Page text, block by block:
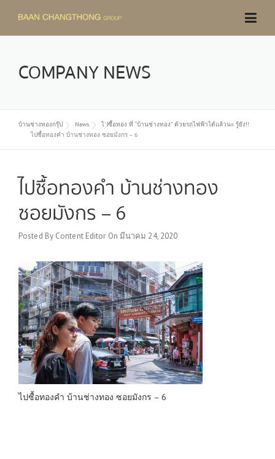
content
COMPANY NEWS
บ้านช่างทองกรุ๊ป News
ไปซื้อทอง ที่ “บ้านช่างทอง” ด้วยรถไฟฟ้าได้แล้วนะ รู้ยัง!!
ไปซื้อทองคำ บ้านช่างทอง ซอยมังกร – 6
ไปซื้อทองคำ บ้านช่างทอง
ซอยมังกร – 6
Posted By Content Editor On มีนาคม 24, 2020
ไปซื้อทองคำ บ้านช่างทอง ซอยมังกร – 6